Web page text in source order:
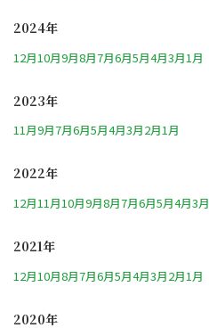
2024年
12月10月9月8月7月6月5月4月3月1月
2023年
11月9月7月6月5月4月3月2月1月
2022年
12月11月10月9月8月7月6月5月4月3月
2021年
12月10月8月7月6月5月4月3月2月1月
2020年